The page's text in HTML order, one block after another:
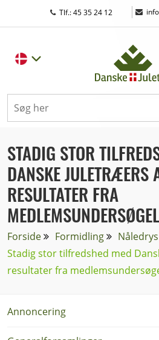
Tlf.: 45 35 24 12 |
STADIG STOR
DANSKE JULETRÆERS
RESULTATER FRA
Forside Formidling Nåledrys
Stadig stor tilfredshed med
resultater fra
Annoncering